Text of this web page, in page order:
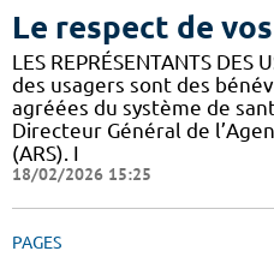
Le respect de
LES REPRÉSENTANTS
des usagers sont des
agréées du système de
Directeur Général de
(ARS). I
18/02/2026 15:25
PAGES